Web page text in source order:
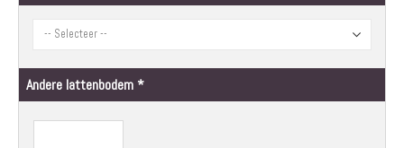
Andere lattenbodem